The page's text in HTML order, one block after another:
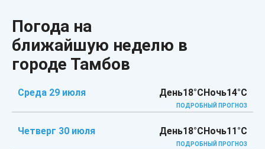
Погода на
ближайшую неделю в
городе Тамбов
Среда 29 июля День18°CНочь14°C
ПОДРОБНЫЙ ПРОГНОЗ
Четверг 30 июля День18°CНочь11°C
ПОДРОБНЫЙ ПРОГНОЗ